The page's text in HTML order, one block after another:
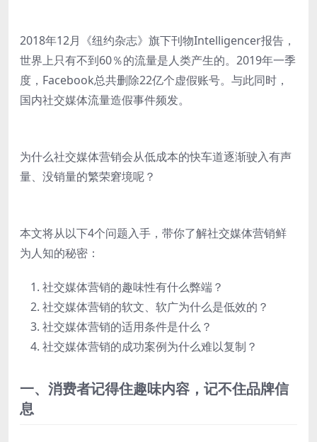
2018年12月《纽约杂志》旗下刊物Intelligencer报告，
世界上只有不到60％的流量是人类产生的。2019年一季
度，Facebook总共删除22亿个虚假账号。与此同时，
国内社交媒体流量造假事件频发。
为什么社交媒体营销会从低成本的快车道逐渐驶入有声
量、没销量的繁荣窘境呢？
本文将从以下4个问题入手，带你了解社交媒体营销鲜
为人知的秘密：
社交媒体营销的趣味性有什么弊端？
社交媒体营销的软文、软广为什么是低效的？
社交媒体营销的适用条件是什么？
社交媒体营销的成功案例为什么难以复制？
一、消费者记得住趣味内容，记不住品牌信
息